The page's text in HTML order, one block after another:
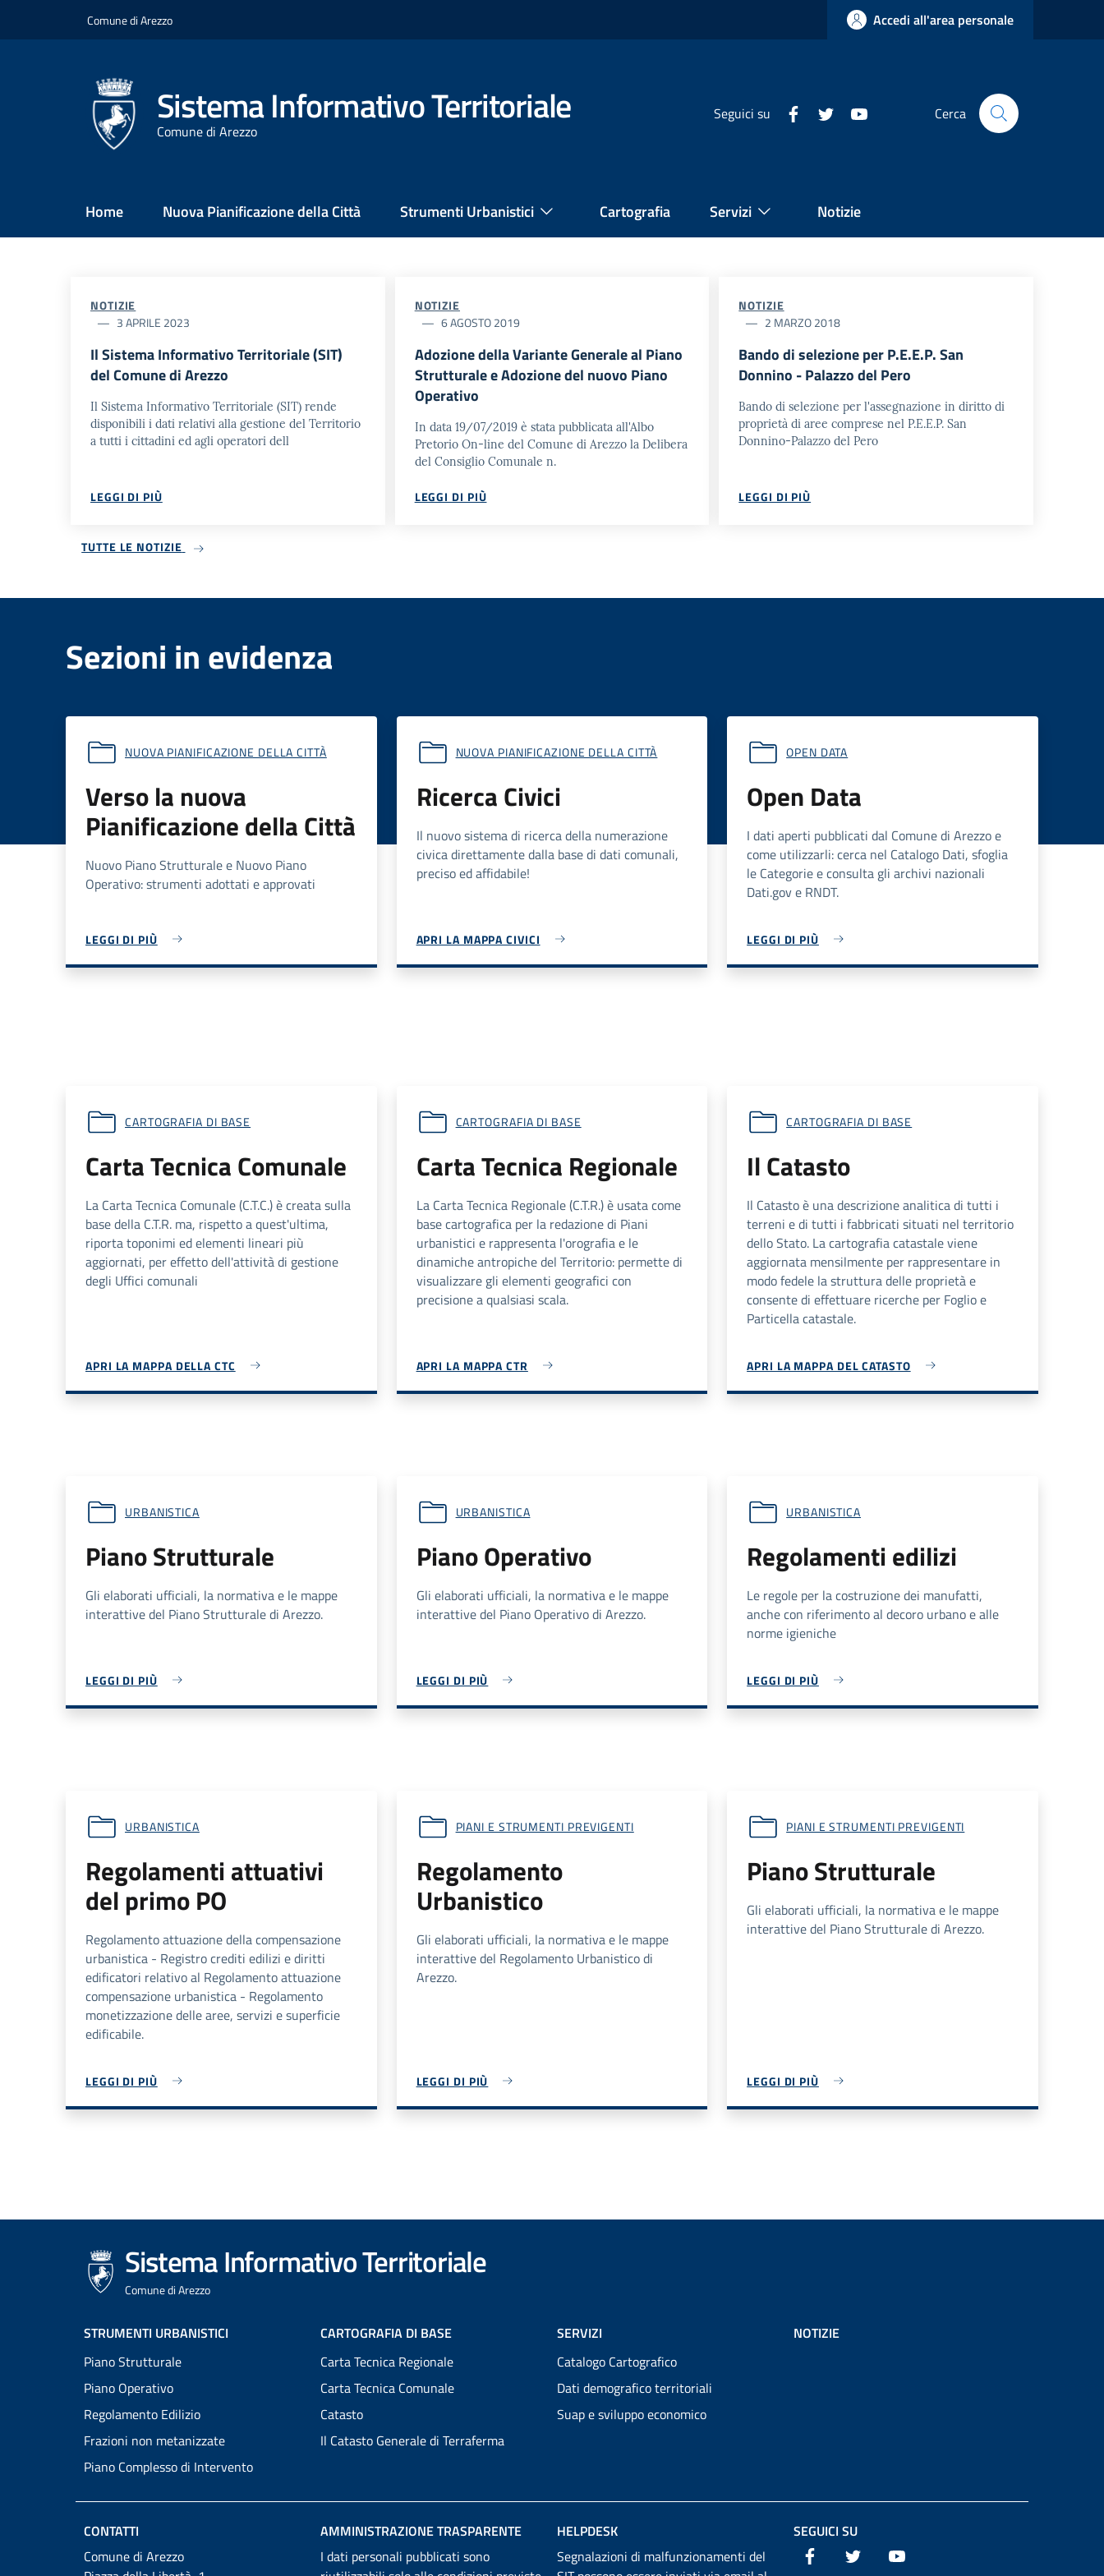
Comune di Arezzo Accedi all'area personale
Sistema Informativo Territoriale
Comune di Arezzo
Seguici su Cerca
Main
Menu
Home Nuova Pianificazione della Città Strumenti Urbanistici Cartografia Servizi Notizie
NOTIZIE
3 APRILE 2023
Il Sistema Informativo Territoriale (SIT)
del Comune di Arezzo
Il Sistema Informativo Territoriale (SIT) rende
disponibili i dati relativi alla gestione del Territorio
a tutti i cittadini ed agli operatori dell
LEGGI DI PIÙ
NOTIZIE
6 AGOSTO 2019
Adozione della Variante Generale al Piano
Strutturale e Adozione del nuovo Piano
Operativo
In data 19/07/2019 è stata pubblicata all'Albo
Pretorio On-line del Comune di Arezzo la Delibera
del Consiglio Comunale n.
LEGGI DI PIÙ
NOTIZIE
2 MARZO 2018
Bando di selezione per P.E.E.P. San
Donnino - Palazzo del Pero
Bando di selezione per l'assegnazione in diritto di
proprietà di aree comprese nel P.E.E.P. San
Donnino-Palazzo del Pero
LEGGI DI PIÙ
TUTTE LE NOTIZIE
Sezioni in evidenza
NUOVA PIANIFICAZIONE DELLA CITTÀ
Verso la nuova
Pianificazione della Città
Nuovo Piano Strutturale e Nuovo Piano
Operativo: strumenti adottati e approvati
LEGGI DI PIÙ
NUOVA PIANIFICAZIONE DELLA CITTÀ
Ricerca Civici
Il nuovo sistema di ricerca della numerazione
civica direttamente dalla base di dati comunali,
preciso ed affidabile!
APRI LA MAPPA CIVICI
OPEN DATA
Open Data
I dati aperti pubblicati dal Comune di Arezzo e
come utilizzarli: cerca nel Catalogo Dati, sfoglia
le Categorie e consulta gli archivi nazionali
Dati.gov e RNDT.
LEGGI DI PIÙ
CARTOGRAFIA DI BASE
Carta Tecnica Comunale
La Carta Tecnica Comunale (C.T.C.) è creata sulla
base della C.T.R. ma, rispetto a quest'ultima,
riporta toponimi ed elementi lineari più
aggiornati, per effetto dell'attività di gestione
degli Uffici comunali
APRI LA MAPPA DELLA CTC
CARTOGRAFIA DI BASE
Carta Tecnica Regionale
La Carta Tecnica Regionale (C.T.R.) è usata come
base cartografica per la redazione di Piani
urbanistici e rappresenta l'orografia e le
dinamiche antropiche del Territorio: permette di
visualizzare gli elementi geografici con
precisione a qualsiasi scala.
APRI LA MAPPA CTR
CARTOGRAFIA DI BASE
Il Catasto
Il Catasto è una descrizione analitica di tutti i
terreni e di tutti i fabbricati situati nel territorio
dello Stato. La cartografia catastale viene
aggiornata mensilmente per rappresentare in
modo fedele la struttura delle proprietà e
consente di effettuare ricerche per Foglio e
Particella catastale.
APRI LA MAPPA DEL CATASTO
URBANISTICA
Piano Strutturale
Gli elaborati ufficiali, la normativa e le mappe
interattive del Piano Strutturale di Arezzo.
LEGGI DI PIÙ
URBANISTICA
Piano Operativo
Gli elaborati ufficiali, la normativa e le mappe
interattive del Piano Operativo di Arezzo.
LEGGI DI PIÙ
URBANISTICA
Regolamenti edilizi
Le regole per la costruzione dei manufatti,
anche con riferimento al decoro urbano e alle
norme igieniche
LEGGI DI PIÙ
URBANISTICA
Regolamenti attuativi
del primo PO
Regolamento attuazione della compensazione
urbanistica - Registro crediti edilizi e diritti
edificatori relativo al Regolamento attuazione
compensazione urbanistica - Regolamento
monetizzazione delle aree, servizi e superficie
edificabile.
LEGGI DI PIÙ
PIANI E STRUMENTI PREVIGENTI
Regolamento
Urbanistico
Gli elaborati ufficiali, la normativa e le mappe
interattive del Regolamento Urbanistico di
Arezzo.
LEGGI DI PIÙ
PIANI E STRUMENTI PREVIGENTI
Piano Strutturale
Gli elaborati ufficiali, la normativa e le mappe
interattive del Piano Strutturale di Arezzo.
LEGGI DI PIÙ
Sistema Informativo Territoriale
Comune di Arezzo
Footer
menu
STRUMENTI URBANISTICI
Piano Strutturale
Piano Operativo
Regolamento Edilizio
Frazioni non metanizzate
Piano Complesso di Intervento
CARTOGRAFIA DI BASE
Carta Tecnica Regionale
Carta Tecnica Comunale
Catasto
Il Catasto Generale di Terraferma
SERVIZI
Catalogo Cartografico
Dati demografico territoriali
Suap e sviluppo economico
NOTIZIE
CONTATTI
Comune di Arezzo
AMMINISTRAZIONE TRASPARENTE
I dati personali pubblicati sono
HELPDESK
Segnalazioni di malfunzionamenti del
SEGUICI SU
Facebook Twitter